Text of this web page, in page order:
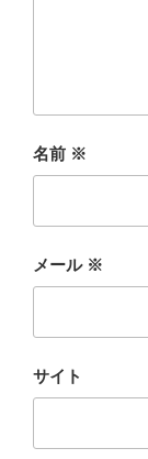
名前 ※
メール ※
サイト